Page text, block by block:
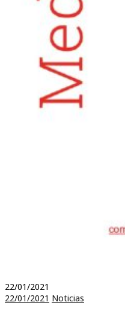
22/01/2021
22/01/2021 Noticias